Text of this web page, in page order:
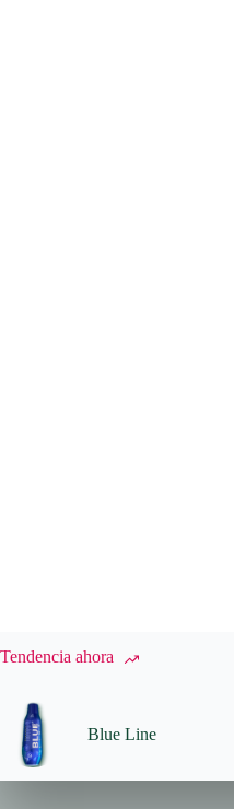
Tendencia ahora
Blue Line